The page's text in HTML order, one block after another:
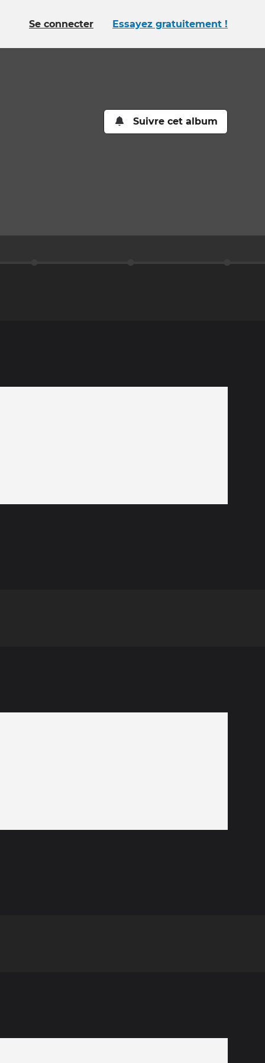
Se connecter Essayez gratuitement !
Suivre cet album